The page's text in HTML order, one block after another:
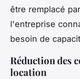
être remplacé
l'entreprise
besoin de
Réduction des
location